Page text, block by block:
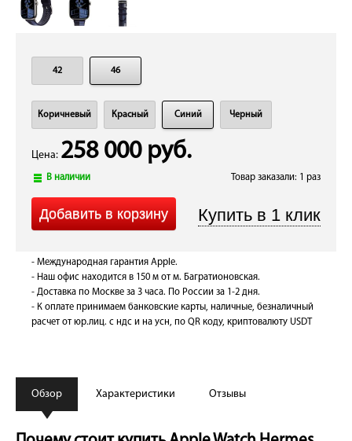
42 46
Коричневый Красный Синий Черный
Цена: 258 000 руб.
В наличии Товар заказали: 1 раз
- Международная гарантия Apple.
- Наш офис находится в 150 м от м. Багратионовская.
- Доставка по Москве за 3 часа. По России за 1-2 дня.
- К оплате принимаем банковские карты, наличные, безналичный
расчет от юр.лиц. с ндс и на усн, по QR коду, криптовалюту USDT
Обзор Характеристики Отзывы